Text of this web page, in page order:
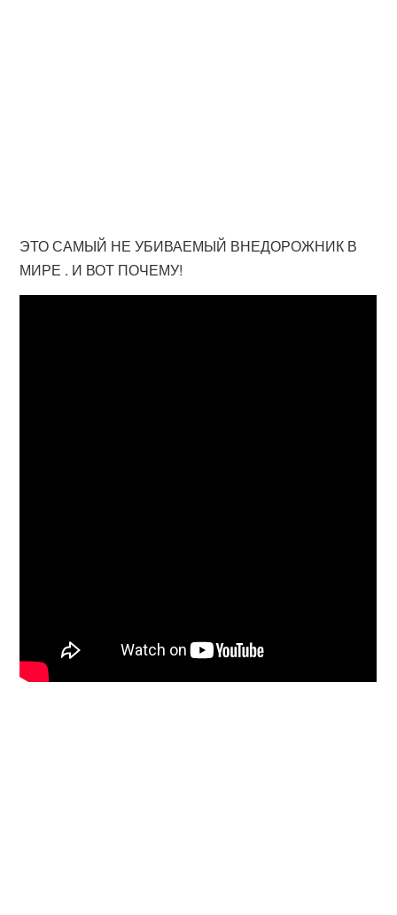
ЭТО САМЫЙ НЕ УБИВАЕМЫЙ ВНЕДОРОЖНИК В
МИРЕ . И ВОТ ПОЧЕМУ!